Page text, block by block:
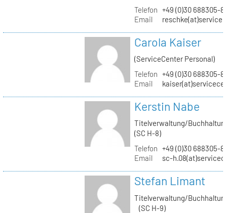
Telefon +49 (0)30 688305-
Email
Carola Kaiser
(ServiceCenter Personal)
Telefon +49 (0)30 688305-
Email
Kerstin Nabe
Titelverwaltung/
(SC H-8)
Telefon +49 (0)30 688305-
Email
sc-
Stefan Limant
Titelverwaltung/
(SC H-9)